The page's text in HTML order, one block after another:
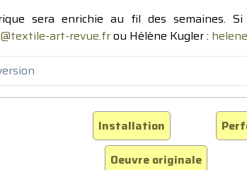
sera enrichie au fil des semaines.
art-revue.frou Hélène Kugler :
Installation
Oeuvre originale